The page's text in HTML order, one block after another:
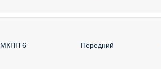
МКПП 6 Передний